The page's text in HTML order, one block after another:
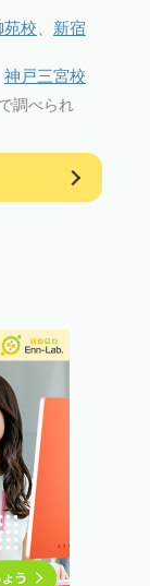
苑校、 新宿
神戸三宮校
で調べられ